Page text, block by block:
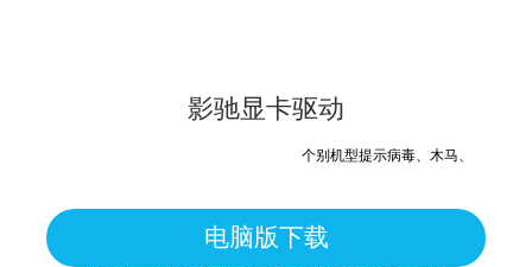
影驰显卡驱动
个别机型提示病毒、木马、危险，均
电脑版下载